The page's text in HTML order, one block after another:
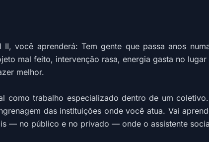
você aprenderá: Tem gente que passa anos
mal feito, intervenção rasa, energia gasta no
melhor.
como trabalho especializado dentro de um
das instituições onde você atua. Vai
— no público e no privado — onde o assistente